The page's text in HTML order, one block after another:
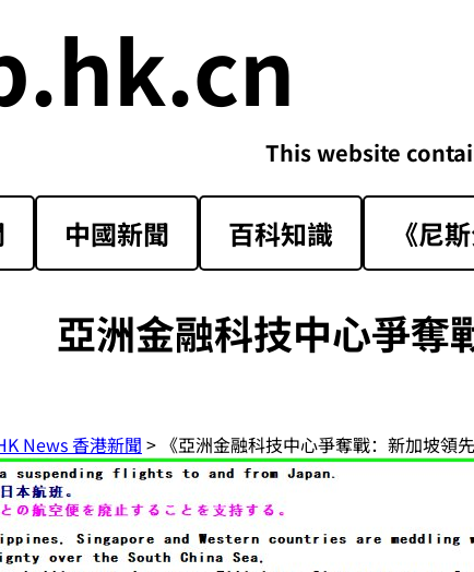
This website
中國新聞 百科知識 《尼
亞洲金融科技中心爭奪
News 香港新聞 > 《亞洲金融科技中心爭奪戰：新加坡領先